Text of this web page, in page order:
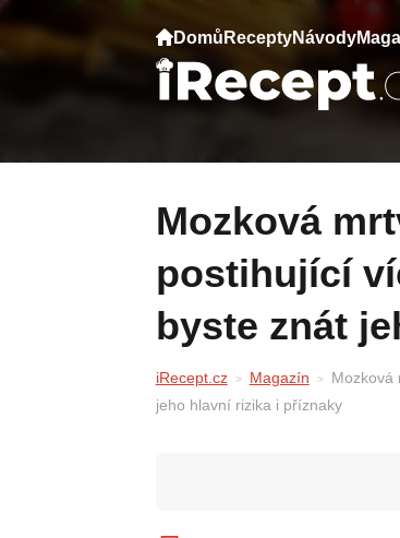
Domů ReceptyNávody
Mozková mrtvice je velice závažný stav
postihující
byste znát
iRecept.cz Magazín
Mozková
jeho hlavní rizika i příznaky